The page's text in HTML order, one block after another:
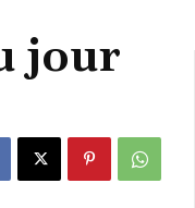
jour